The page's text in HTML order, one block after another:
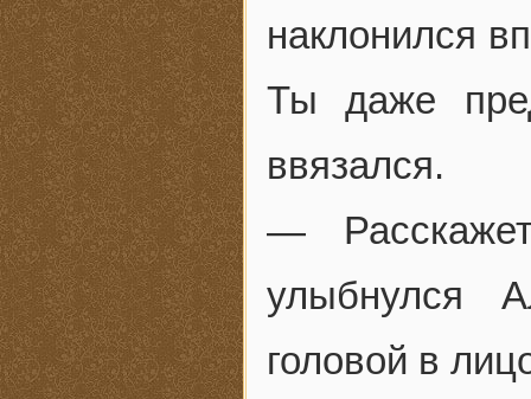
наклонился
Ты даже
ввязался.
—
улыбнулся
головой в